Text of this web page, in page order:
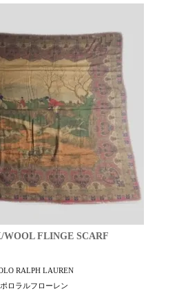
WOOL FLINGE SCARF
RALPH LAUREN
ポロラルフローレン